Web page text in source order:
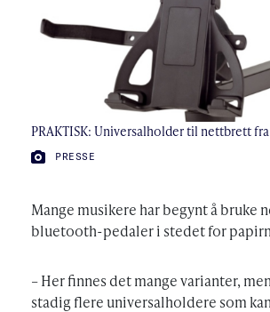
PRAKTISK: Universalholder til nettbrett
FOTO:
PRESSE
Mange musikere har begynt å bruke
bluetooth-pedaler i stedet for
– Her finnes det mange varianter,
stadig flere universalholdere som